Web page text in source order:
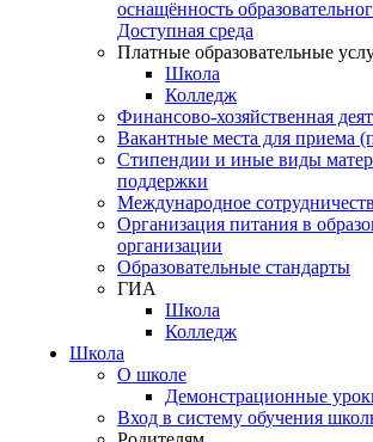
оснащённость
Доступная среда
Платные образовательные
Школа
Колледж
Финансово-хозяйственная
Вакантные места для приема
Стипендии и иные виды
поддержки
Международное
Организация питания в
организации
Образовательные стандарты
ГИА
Школа
Колледж
Школа
О школе
Демонстрационные
Вход в систему обучения